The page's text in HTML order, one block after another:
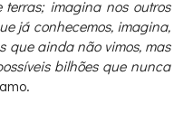
imagina nos outros
já conhecemos, imagina,
que ainda não vimos, mas
bilhões que nunca